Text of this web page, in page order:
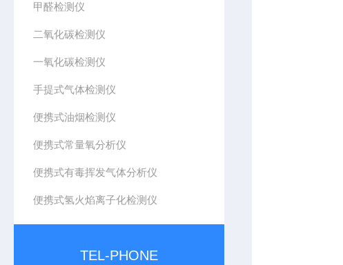
甲醛检测仪
二氧化碳检测仪
一氧化碳检测仪
手提式气体检测仪
便携式油烟检测仪
便携式常量氧分析仪
便携式有毒挥发气体分析仪
便携式氢火焰离子化检测仪
TEL-PHONE